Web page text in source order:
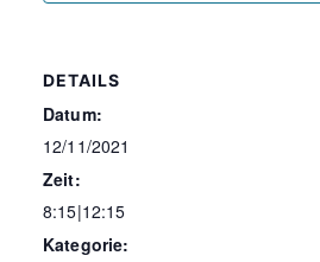
DETAILS
Datum:
12/11/2021
Zeit:
8:15|12:15
Kategorie: